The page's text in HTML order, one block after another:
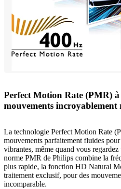
Perfect Motion Rate (PMR)
mouvements incroyablement
La technologie Perfect Motion Rate
mouvements parfaitement fluides pour
vibrantes, même quand vous
norme PMR de Philips combine la
plus rapide, la fonction HD Natural
traitement exclusif, pour des
incomparable.